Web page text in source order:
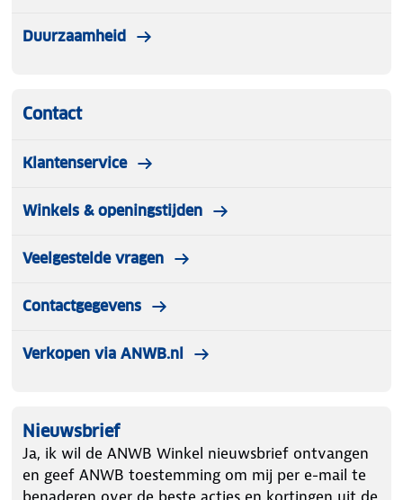
Duurzaamheid
Contact
Klantenservice
Winkels & openingstijden
Veelgestelde vragen
Contactgegevens
Verkopen via ANWB.nl
Nieuwsbrief
Ja, ik wil de ANWB Winkel nieuwsbrief ontvangen
en geef ANWB toestemming om mij per e-mail te